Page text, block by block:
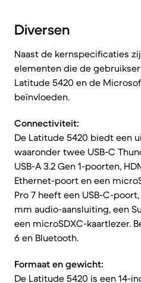
Diversen
Naast de kernspecificaties
elementen die de
Latitude 5420 en de
beïnvloeden.
Connectiviteit:
De Latitude 5420 biedt een
waaronder twee USB-C
USB-A 3.2 Gen 1-poorten,
Ethernet-poort en een
Pro 7 heeft een USB-C-
mm audio-aansluiting, een
een microSDXC-kaartlezer.
6 en Bluetooth.
Formaat en gewicht:
De Latitude 5420 is een 14-